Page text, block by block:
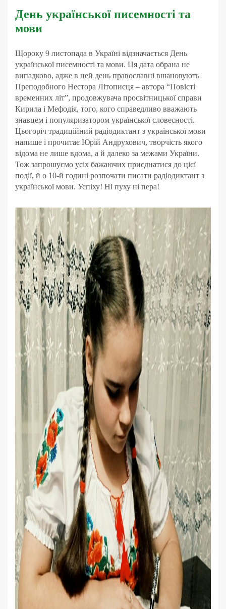
День української писемності та
мови
Щороку 9 листопада в Україні відзначається День
української писемності та мови. Ця дата обрана не
випадково, адже в цей день православні вшановують
Преподобного Нестора Літописця – автора “Повісті
временних літ”, продовжувача просвітницької справи
Кирила і Мефодія, того, кого справедливо вважають
знавцем і популяризатором української словесності.
Цьогоріч традиційний радіодиктант з української мови
напише і прочитає Юрій Андрухович, творчість якого
відома не лише вдома, а й далеко за межами України.
Тож запрошуємо усіх бажаючих приєднатися до цієї
події, й о 10-й годині розпочати писати радіодиктант з
української мови. Успіху! Ні пуху ні пера!